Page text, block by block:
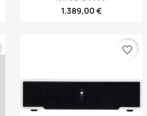
1.389,00 €
favorite_border